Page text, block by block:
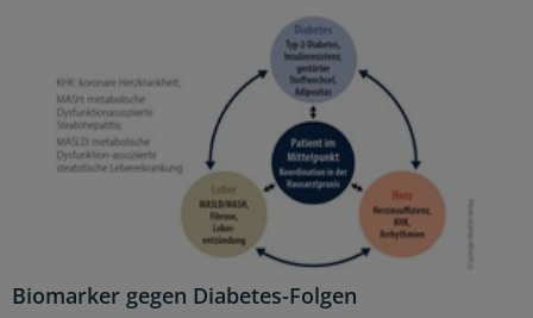
Biomarker gegen Diabetes-Folgen